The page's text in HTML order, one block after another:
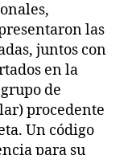
las
juntos con
en la
de
procedente
Un código
para su